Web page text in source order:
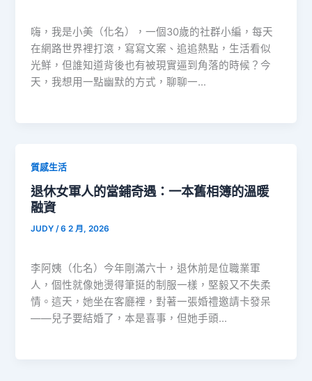
嗨，我是小美（化名），一個30歲的社群小編，每天
在網路世界裡打滾，寫寫文案、追追熱點，生活看似
光鮮，但誰知道背後也有被現實逼到角落的時候？今
天，我想用一點幽默的方式，聊聊一…
質感生活
退休女軍人的當鋪奇遇：一本舊相簿的溫暖
融資
JUDY/6 2 月, 2026
李阿姨（化名）今年剛滿六十，退休前是位職業軍
人，個性就像她燙得筆挺的制服一樣，堅毅又不失柔
情。這天，她坐在客廳裡，對著一張婚禮邀請卡發呆
——兒子要結婚了，本是喜事，但她手頭…